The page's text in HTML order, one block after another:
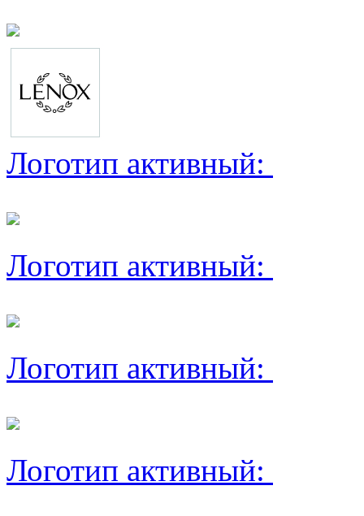
Логотип активный:
Логотип активный:
Логотип активный:
Логотип активный: